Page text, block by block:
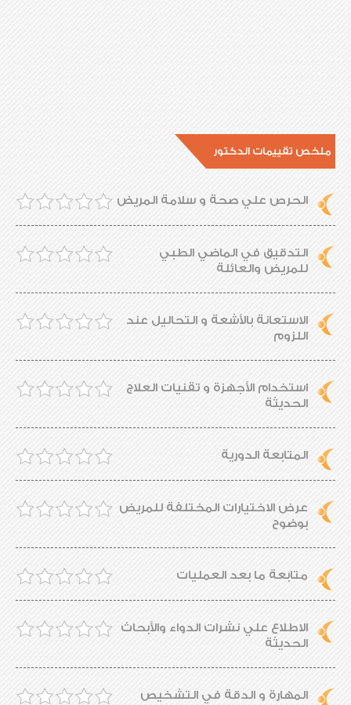
ملخص تقييمات الدكتور
الحرص علي صحة و سلامة المريض
التدقيق في الماضي الطبي
للمريض والعائلة
الاستعانة بالأشعة و التحاليل عند
اللزوم
استخدام الأجهزة و تقنيات العلاج
الحديثة
المتابعة الدورية
عرض الاختيارات المختلفة للمريض
بوضوح
متابعة ما بعد العمليات
الاطلاع علي نشرات الدواء والأبحاث
الحديثة
المهارة و الدقة في التشخيص